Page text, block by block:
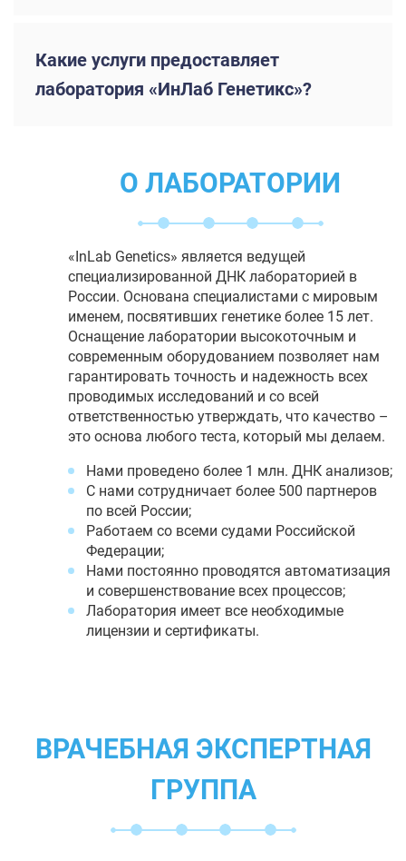
Какие услуги предоставляет
лаборатория «ИнЛаб Генетикс»?
О ЛАБОРАТОРИИ
«InLab Genetics» является ведущей
специализированной ДНК лабораторией в
России. Основана специалистами с мировым
именем, посвятивших генетике более 15 лет.
Оснащение лаборатории высокоточным и
современным оборудованием позволяет нам
гарантировать точность и надежность всех
проводимых исследований и со всей
ответственностью утверждать, что качество –
это основа любого теста, который мы делаем.
Нами проведено более 1 млн. ДНК анализов;
С нами сотрудничает более 500 партнеров
по всей России;
Работаем со всеми судами Российской
Федерации;
Нами постоянно проводятся автоматизация
и совершенствование всех процессов;
Лаборатория имеет все необходимые
лицензии и сертификаты.
ВРАЧЕБНАЯ ЭКСПЕРТНАЯ
ГРУППА